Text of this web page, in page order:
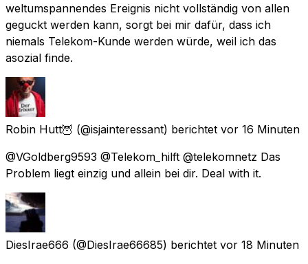
weltumspannendes Ereignis nicht vollständig von allen
geguckt werden kann, sorgt bei mir dafür, dass ich
niemals Telekom-Kunde werden würde, weil ich das
asozial finde.
Robin Hutt🦉 (@isjainteressant) berichtet vor 16 Minuten
@VGoldberg9593 @Telekom_hilft @telekomnetz Das
Problem liegt einzig und allein bei dir. Deal with it.
DiesIrae666 (@DiesIrae66685) berichtet vor 18 Minuten